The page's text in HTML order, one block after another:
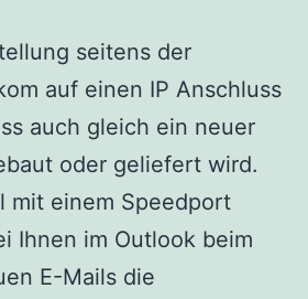
seitens der
auf einen IP Anschluss
auch gleich ein neuer
oder geliefert wird.
mit einem Speedport
Ihnen im Outlook beim
E-Mails die